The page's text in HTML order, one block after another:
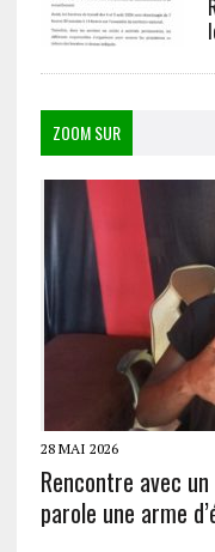
ZOOM SUR
28 MAI 2026
Rencontre avec
parole une arme